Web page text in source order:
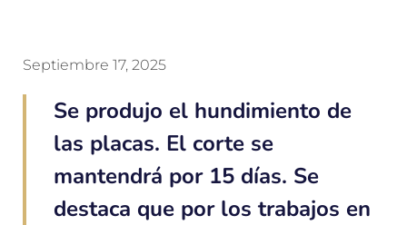
Septiembre 17, 2025
Se produjo el hundimiento de
las placas. El corte se
mantendrá por 15 días. Se
destaca que por los trabajos en